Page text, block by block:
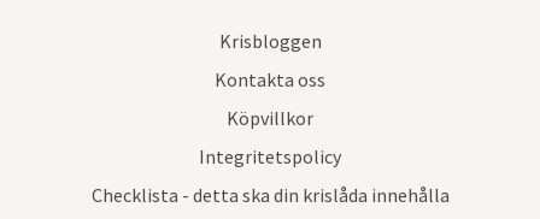
Krisbloggen
Kontakta oss
Köpvillkor
Integritetspolicy
Checklista - detta ska din krislåda innehålla